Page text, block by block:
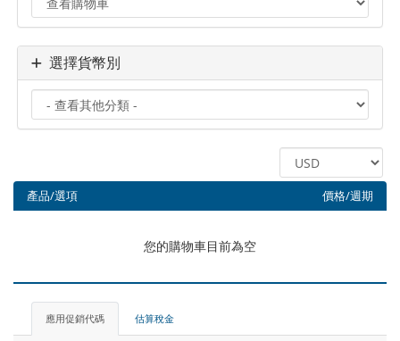
選擇貨幣別
產品/選項 價格/週期
您的購物車目前為空
應用促銷代碼 估算稅金